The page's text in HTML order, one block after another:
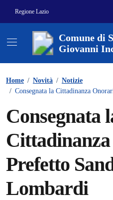
Regione Lazio
Comune di
Giovanni
Home / Novità / Notizie
/ Consegnata la Cittadinanza
Consegnata
Prefetto
Lombardi